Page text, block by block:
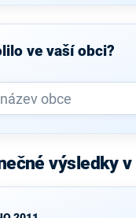
ve vaší obci?
výsledky